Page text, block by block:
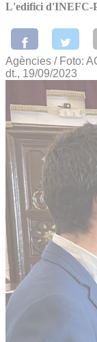
L'edifici d'INEFC-
Agències / Foto:
dt., 19/09/2023